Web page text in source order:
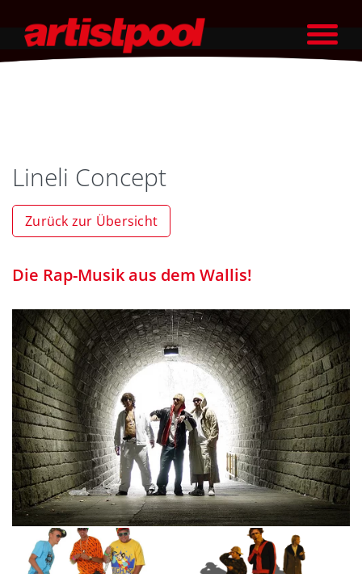
Lineli Concept
Zurück zur Übersicht
Die Rap-Musik aus dem Wallis!